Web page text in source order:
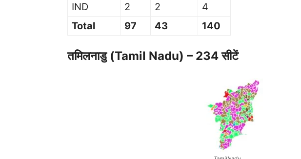
IND
2 2
4
Total
97 43 140
तमिलनाडु (Tamil Nadu) – 234 सीटें